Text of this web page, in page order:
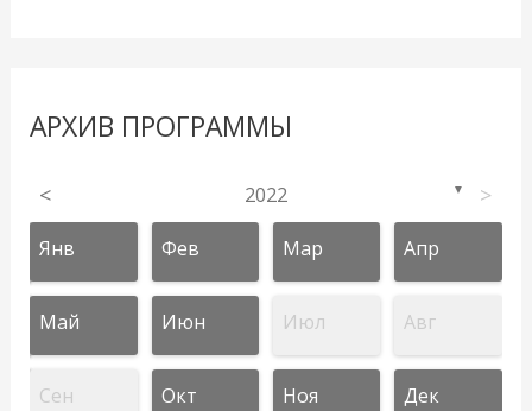
АРХИВ ПРОГРАММЫ
< 2022 ▼ >
Янв Фев Мар Апр
Май Июн Июл Авг
Сен Окт Ноя Дек